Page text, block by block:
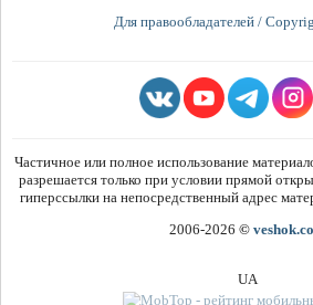
Для правообладателей /
Частичное или полное использование
разрешается только при условии прямой
гиперссылки на непосредственный адрес
2006-2026 ©
UA